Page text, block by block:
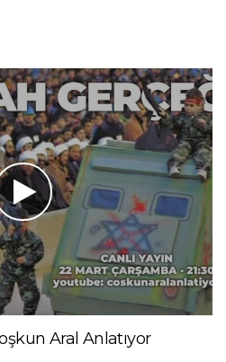
Aral Anlatıyor